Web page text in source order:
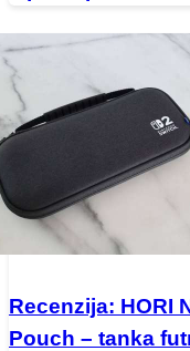
Recenzija: HORI
Pouch – tanka